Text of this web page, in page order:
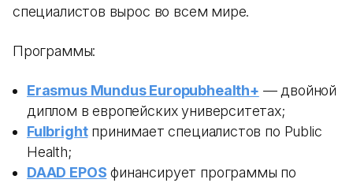
специалистов вырос во всем мире.
Программы:
Erasmus Mundus Europubhealth+ — двойной
диплом в европейских университетах;
Fulbrightпринимает специалистов по Public
Health;
DAAD EPOS финансирует программы по